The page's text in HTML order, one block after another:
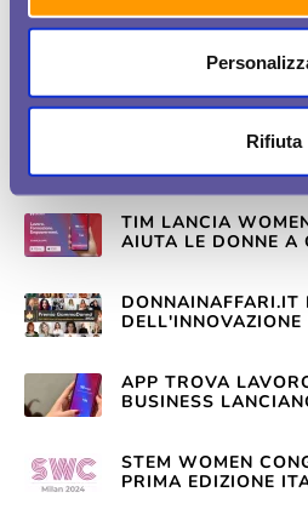
Rifiuta
AIUTARE LE
ARRIVA WOMEN
TIM LANCIA
AIUTA LE DONNE A
DONNAINAFFARI.IT
APP TROVA
BUSINESS
STEM WOMEN
PRIMA EDIZIONE